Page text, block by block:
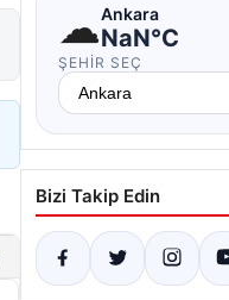
☁Ankara
NaN°C
ŞEHIR SEÇ
Bizi Takip Edin